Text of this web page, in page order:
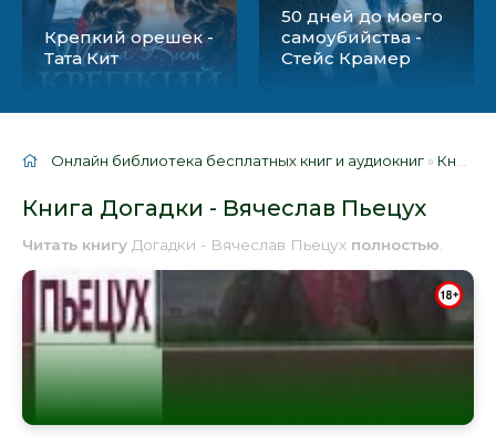
Крепкий орешек -
Тата Кит
50 дней до моего
самоубийства -
Стейс Крамер
Онлайн библиотека бесплатных книг и аудиокниг » Книги
Книга Догадки - Вячеслав Пьецух
Читать книгу Догадки - Вячеслав Пьецух полностью